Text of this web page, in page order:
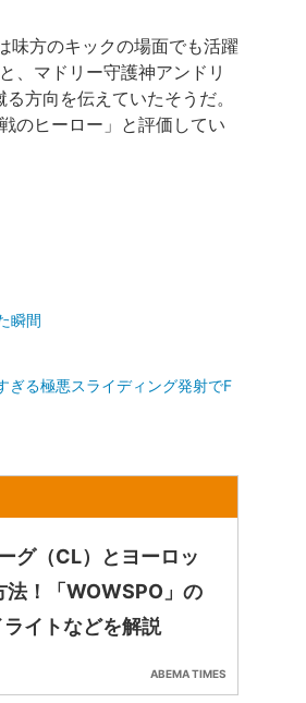
味方のキックの場面でも活躍
、マドリー守護神アンドリ
方向を伝えていたそうだ。
のヒーロー」と評価してい
瞬間
ぎる極悪スライディング発射でF
グ（CL）とヨーロッ
法！「WOWSPO」の
イトなどを解説
ABEMA TIMES